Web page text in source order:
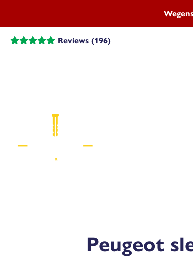
Reviews (196)
Peugeot